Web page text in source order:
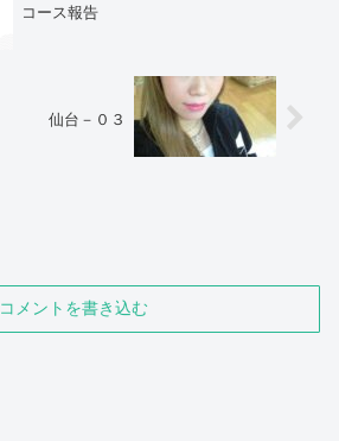
コース報告
仙台－０３
コメントを書き込む